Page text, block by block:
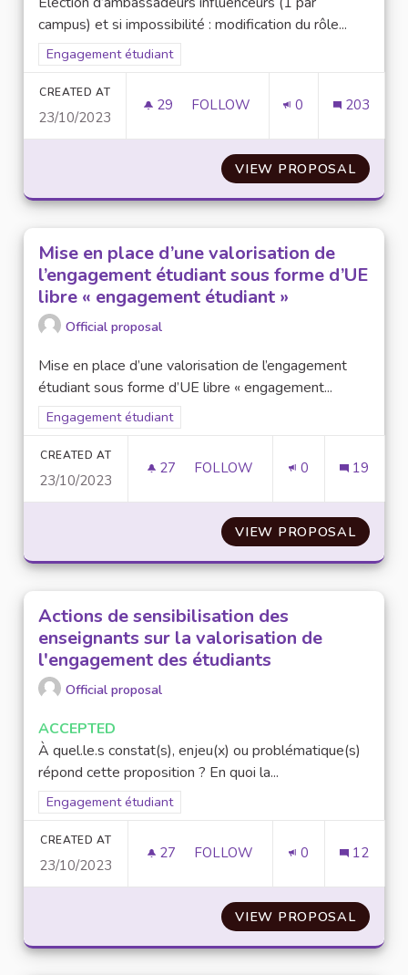
campus) et si impossibilité : modification du rôle...
Filter results for scope: Engagement étudiant
Engagement étudiant
CREATED AT
23/10/2023
29 29 FOLLOWERS
FOLLOW 0 203
VIEW PROPOSAL
Mise en place d’une valorisation de
l’engagement étudiant sous forme d’UE
libre « engagement étudiant »
Official proposal
Mise en place d’une valorisation de l’engagement
étudiant sous forme d’UE libre « engagement...
Filter results for scope: Engagement étudiant
Engagement étudiant
CREATED AT
23/10/2023
27 27 FOLLOWERS
FOLLOW 0 19
VIEW PROPOSALMISE
Actions de sensibilisation des
enseignants sur la valorisation de
l'engagement des étudiants
Official proposal
ACCEPTED
À quel.le.s constat(s), enjeu(x) ou problématique(s)
répond cette proposition ? En quoi la...
Filter results for scope: Engagement étudiant
Engagement étudiant
CREATED AT
23/10/2023
27 27 FOLLOWERS
FOLLOW 0 12
VIEW PROPOSAL